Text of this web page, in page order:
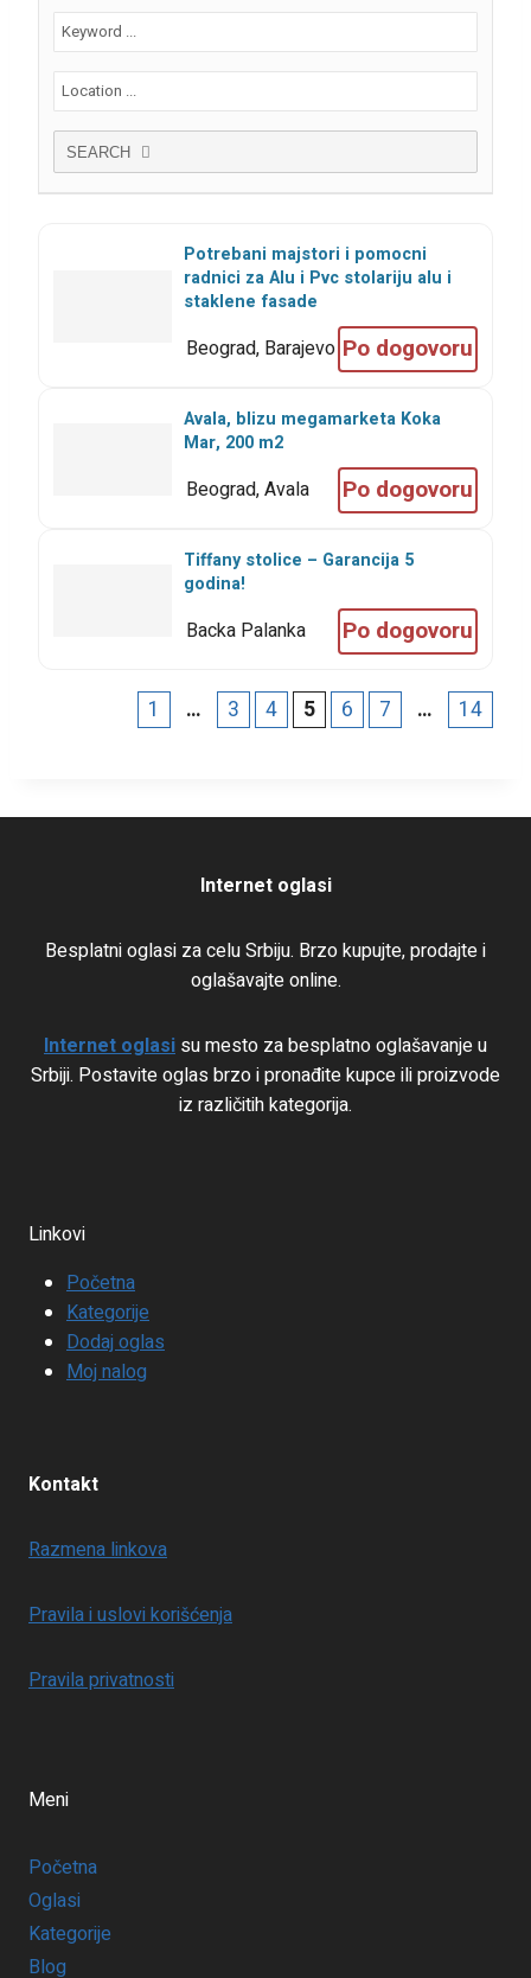
SEARCH
Potrebani majstori i pomocni
radnici za Alu i Pvc stolariju alu i
staklene fasade
Beograd, Barajevo Po dogovoru
Avala, blizu megamarketa Koka
Mar, 200 m2
Beograd, Avala Po dogovoru
Tiffany stolice – Garancija 5
godina!
Backa Palanka Po dogovoru
1 … 3 4 5 6 7 … 14
Internet oglasi
Besplatni oglasi za celu Srbiju. Brzo kupujte, prodajte i
oglašavajte online.
Internet oglasi su mesto za besplatno oglašavanje u
Srbiji. Postavite oglas brzo i pronađite kupce ili proizvode
iz različitih kategorija.
Linkovi
Početna
Kategorije
Dodaj oglas
Moj nalog
Kontakt
Razmena linkova
Pravila i uslovi korišćenja
Pravila privatnosti
Meni
Početna
Oglasi
Kategorije
Blog